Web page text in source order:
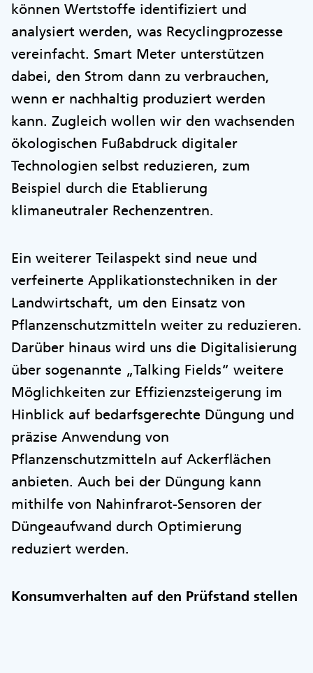
können Wertstoffe identifiziert und
analysiert werden, was Recyclingprozesse
vereinfacht. Smart Meter unterstützen
dabei, den Strom dann zu verbrauchen,
wenn er nachhaltig produziert werden
kann. Zugleich wollen wir den wachsenden
ökologischen Fußabdruck digitaler
Technologien selbst reduzieren, zum
Beispiel durch die Etablierung
klimaneutraler Rechenzentren.
Ein weiterer Teilaspekt sind neue und
verfeinerte Applikationstechniken in der
Landwirtschaft, um den Einsatz von
Pflanzenschutzmitteln weiter zu reduzieren.
Darüber hinaus wird uns die Digitalisierung
über sogenannte „Talking Fields“ weitere
Möglichkeiten zur Effizienzsteigerung im
Hinblick auf bedarfsgerechte Düngung und
präzise Anwendung von
Pflanzenschutzmitteln auf Ackerflächen
anbieten. Auch bei der Düngung kann
mithilfe von Nahinfrarot-Sensoren der
Düngeaufwand durch Optimierung
reduziert werden.
Konsumverhalten auf den Prüfstand stellen